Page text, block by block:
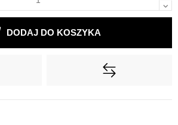
DODAJ DO KOSZYKA